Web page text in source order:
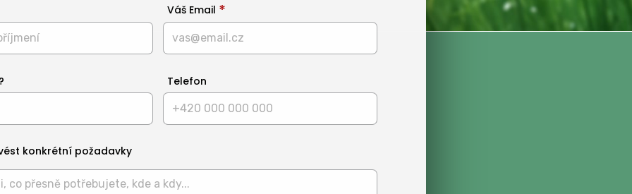
Váš Email
Telefon
konkrétní požadavky